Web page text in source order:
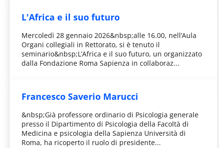
L'Africa e il suo futuro
Mercoledì 28 gennaio 2026&nbsp;alle 16.00, nell’Aula
Organi collegiali in Rettorato, si è tenuto il
seminario&nbsp;L’Africa e il suo futuro, un organizzato
dalla Fondazione Roma Sapienza in collaboraz...
Francesco Saverio Marucci
&nbsp;Già professore ordinario di Psicologia generale
presso il Dipartimento di Psicologia della Facoltà di
Medicina e psicologia della Sapienza Università di
Roma, ha ricoperto il ruolo di presidente...